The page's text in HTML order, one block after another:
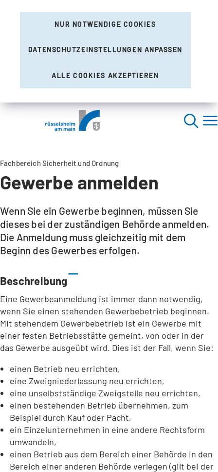
NUR NOTWENDIGE COOKIES
DATENSCHUTZEINSTELLUNGEN ANPASSEN
ALLE COOKIES AKZEPTIEREN
Fachbereich Sicherheit und Ordnung
Gewerbe anmelden
Wenn Sie ein Gewerbe beginnen, müssen Sie
dieses bei der zuständigen Behörde anmelden.
Die Anmeldung muss gleichzeitig mit dem
Beginn des Gewerbes erfolgen.
Beschreibung
Eine Gewerbeanmeldung ist immer dann notwendig,
wenn Sie einen stehenden Gewerbebetrieb beginnen.
Mit stehendem Gewerbebetrieb ist ein Gewerbe mit
einer festen Betriebsstätte gemeint, von oder in der
das Gewerbe ausgeübt wird. Dies ist der Fall, wenn Sie:
einen Betrieb neu errichten,
eine Zweigniederlassung neu errichten,
eine unselbstständige Zweigstelle neu errichten,
einen bestehenden Betrieb übernehmen, zum
Beispiel durch Kauf oder Pacht,
ein Einzelunternehmen in eine andere Rechtsform
umwandeln,
einen Betrieb aus dem Bereich einer Behörde in den
Bereich einer anderen Behörde verlegen (gilt bei der